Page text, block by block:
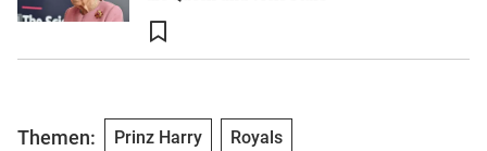
Themen: Prinz Harry Royals